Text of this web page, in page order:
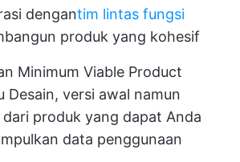
dengantim lintas fungsi
produk yang kohesif
Minimum Viable Product
Desain, versi awal namun
produk yang dapat Anda
data penggunaan